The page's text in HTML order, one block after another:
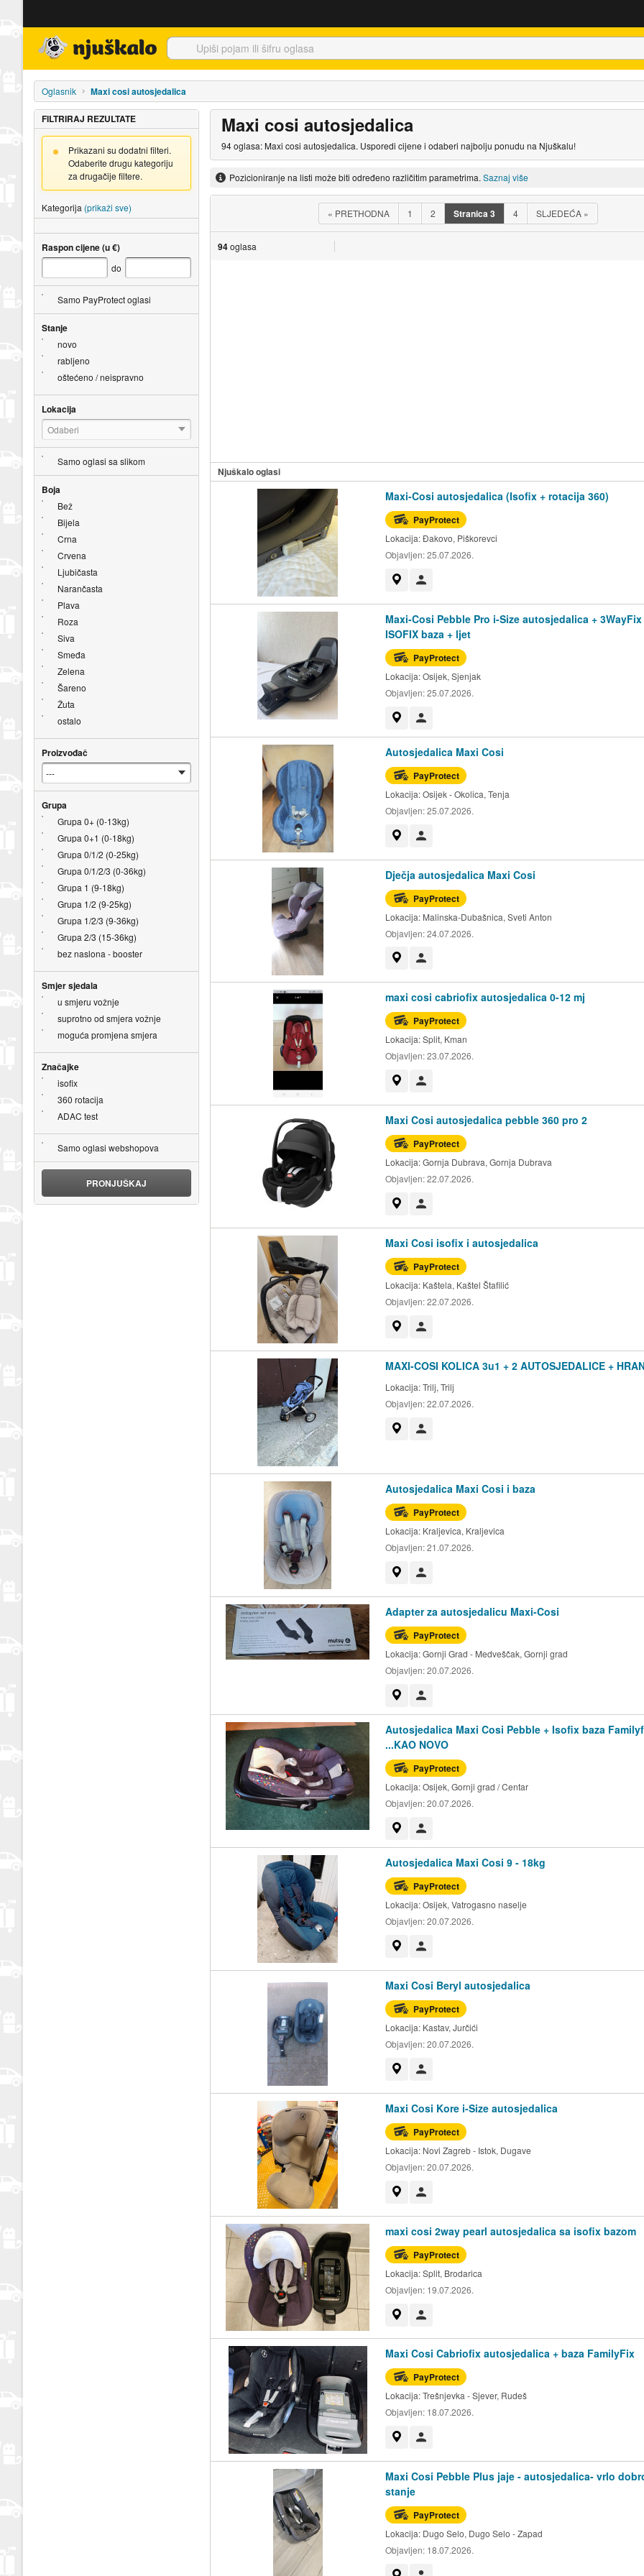
Oglasnik Maxi cosi autosjedalica
Maxi cosi autosjedalica
94 oglasa: Maxi cosi autosjedalica. Usporedi cijene i odaberi najbolju ponudu na Njuškalu!
Pozicioniranje na listi može biti određeno različitim parametrima. Saznaj više
« PRETHODNA 1 2 Stranica3 4 SLJEDEĆA »
94oglasa
Njuškalo oglasi
Maxi-Cosi autosjedalica (Isofix + rotacija 360)
PayProtect
Lokacija:Đakovo, Piškorevci
Objavljen:25.07.2026.
Maxi-Cosi Pebble Pro i-Size autosjedalica + 3WayFix
ISOFIX baza + ljet
PayProtect
Lokacija:Osijek, Sjenjak
Objavljen:25.07.2026.
Autosjedalica Maxi Cosi
PayProtect
Lokacija:Osijek - Okolica, Tenja
Objavljen:25.07.2026.
Dječja autosjedalica Maxi Cosi
PayProtect
Lokacija: Malinska-Dubašnica, Sveti Anton
Objavljen:24.07.2026.
maxi cosi cabriofix autosjedalica 0-12 mj
PayProtect
Lokacija:Split, Kman
Objavljen:23.07.2026.
Maxi Cosi autosjedalica pebble 360 pro 2
PayProtect
Lokacija:Gornja Dubrava, Gornja Dubrava
Objavljen:22.07.2026.
Maxi Cosi isofix i autosjedalica
PayProtect
Lokacija: Kaštela, Kaštel Štafilić
Objavljen:22.07.2026.
MAXI-COSI KOLICA 3u1 + 2 AUTOSJEDALICE +
Lokacija:Trilj, Trilj
Objavljen:22.07.2026.
Autosjedalica Maxi Cosi i baza
PayProtect
Lokacija: Kraljevica, Kraljevica
Objavljen:21.07.2026.
Adapter za autosjedalicu Maxi-Cosi
PayProtect
Lokacija:Gornji Grad - Medveščak, Gornji grad
Objavljen:20.07.2026.
Autosjedalica Maxi Cosi Pebble + Isofix baza
...KAO NOVO
PayProtect
Lokacija:Osijek, Gornji grad / Centar
Objavljen:20.07.2026.
Autosjedalica Maxi Cosi 9 - 18kg
PayProtect
Lokacija:Osijek, Vatrogasno naselje
Objavljen:20.07.2026.
Maxi Cosi Beryl autosjedalica
PayProtect
Lokacija: Kastav, Jurčići
Objavljen:20.07.2026.
Maxi Cosi Kore i-Size autosjedalica
PayProtect
Lokacija: Novi Zagreb - Istok, Dugave
Objavljen:20.07.2026.
maxi cosi 2way pearl autosjedalica sa isofix bazom
PayProtect
Lokacija:Split, Brodarica
Objavljen: 19.07.2026.
Maxi Cosi Cabriofix autosjedalica + baza FamilyFix
PayProtect
Lokacija:Trešnjevka - Sjever, Rudeš
Objavljen: 18.07.2026.
Maxi Cosi Pebble Plus jaje - autosjedalica- vrlo
stanje
PayProtect
Lokacija: Dugo Selo, Dugo Selo - Zapad
Objavljen: 18.07.2026.
FILTRIRAJ REZULTATE
Prikazani su dodatni filteri.
Odaberite drugu kategoriju
za drugačije filtere.
Kategorija (prikaži sve)
Raspon cijene (u €)
do
Samo PayProtect oglasi
Stanje
novo
rabljeno
oštećeno / neispravno
Lokacija
Odaberi
Samo oglasi sa slikom
Boja
Bež
Bijela
Crna
Crvena
Ljubičasta
Narančasta
Plava
Roza
Siva
Smeđa
Zelena
Šareno
Žuta
ostalo
Proizvođač
Grupa
Grupa 0+ (0-13kg)
Grupa 0+1 (0-18kg)
Grupa 0/1/2 (0-25kg)
Grupa 0/1/2/3 (0-36kg)
Grupa 1 (9-18kg)
Grupa 1/2 (9-25kg)
Grupa 1/2/3 (9-36kg)
Grupa 2/3 (15-36kg)
bez naslona - booster
Smjer sjedala
u smjeru vožnje
suprotno od smjera vožnje
moguća promjena smjera
Značajke
isofix
360 rotacija
ADAC test
Samo oglasi webshopova
PRONJUŠKAJ